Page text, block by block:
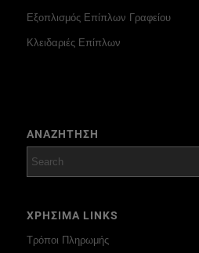
Εξοπλισμός Επίπλων Γραφείου
Κλειδαριές Επίπλων
ΑΝΑΖΗΤΗΣΗ
ΧΡΗΣΙΜΑ LINKS
Τρόποι Πληρωμής